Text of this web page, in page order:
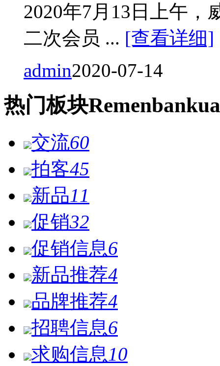
2020年7月13日上午，
二次会员 ... [查看详细]
admin2020-07-14
热门板块Remen
交流60
拍客45
新品11
促销32
促销信息6
新品推荐4
品牌推荐4
招聘信息6
求购信息 10